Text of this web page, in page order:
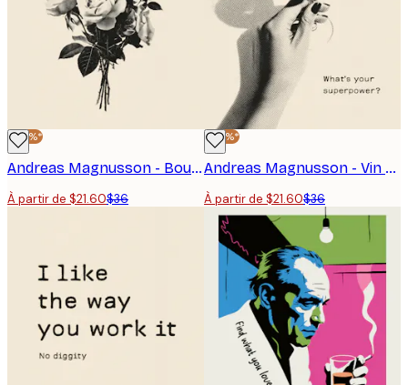
-40%*
Andreas Magnusson - Bouquet de roses monochrome Affiche
À partir de $21.60$36
-40%*
Andreas Magnusson - Vin rétro Poster
À partir de $21.60$36